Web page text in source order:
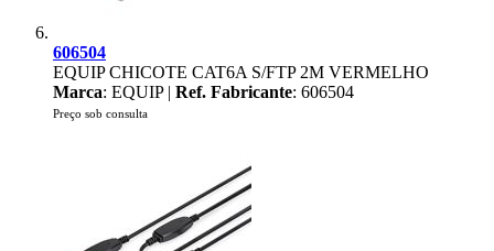
606504
EQUIP CHICOTE CAT6A S/FTP 2M VERMELHO
Marca: EQUIP | Ref. Fabricante: 606504
Preço sob consulta